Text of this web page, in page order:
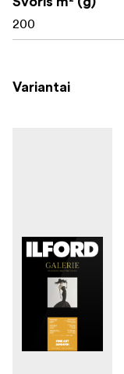
200
Variantai